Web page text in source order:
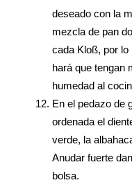
deseado con la
mezcla de pan
cada Kloß, por
hará que tengan
humedad al
En el pedazo de
ordenada el
verde, la
Anudar fuerte
bolsa.